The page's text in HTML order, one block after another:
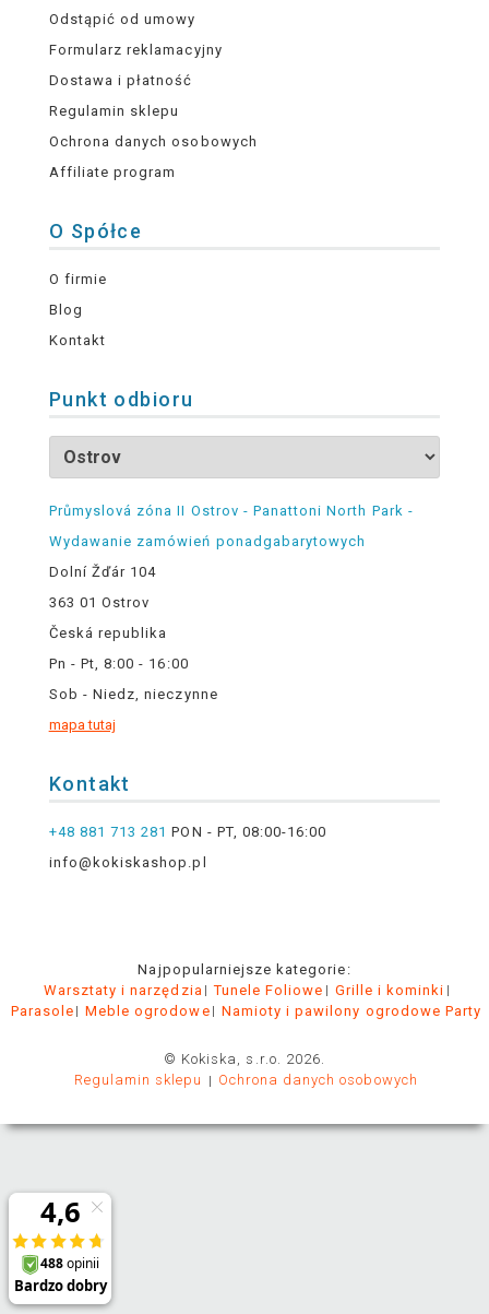
Odstąpić od umowy
Formularz reklamacyjny
Dostawa i płatność
Regulamin sklepu
Ochrona danych osobowych
Affiliate program
O Spółce
O firmie
Blog
Kontakt
Punkt odbioru
Průmyslová zóna II Ostrov - Panattoni North Park -
Wydawanie zamówień ponadgabarytowych
Dolní Žďár 104
363 01 Ostrov
Česká republika
Pn - Pt, 8:00 - 16:00
Sob - Niedz, nieczynne
mapa tutaj
Kontakt
+48 881 713 281 PON - PT, 08:00-16:00
info@kokiskashop.pl
Najpopularniejsze kategorie:
Warsztaty i narzędzia
Tunele Foliowe
Grille i kominki
Parasole
Meble ogrodowe Namioty i pawilony ogrodowe Party
© Kokiska, s.r.o. 2026.
Regulamin sklepu
Ochrona danych osobowych